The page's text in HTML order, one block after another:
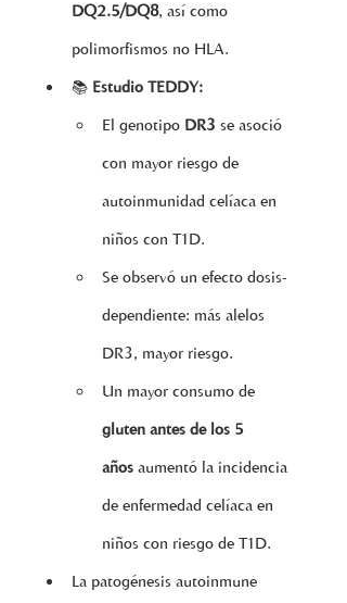
DQ2.5/DQ8, así como
polimorfismos no HLA.
📚 Estudio TEDDY:
El genotipo DR3 se asoció
con mayor riesgo de
autoinmunidad celíaca en
niños con T1D.
Se observó un efecto dosis-
dependiente: más alelos
DR3, mayor riesgo.
Un mayor consumo de
gluten antes de los 5
años aumentó la incidencia
de enfermedad celíaca en
niños con riesgo de T1D.
La patogénesis autoinmune